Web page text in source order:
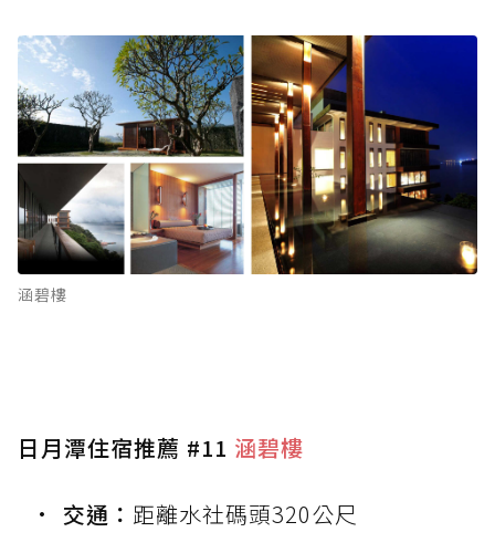
涵碧樓
日月潭住宿推薦 #11 涵碧樓
交通： 距離水社碼頭320公尺